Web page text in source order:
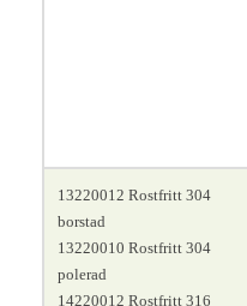
13220012 Rostfritt 304
borstad
13220010 Rostfritt 304
polerad
14220012 Rostfritt 316